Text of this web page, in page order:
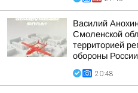
Василий
Смоленской
территорией
обороны
20:48